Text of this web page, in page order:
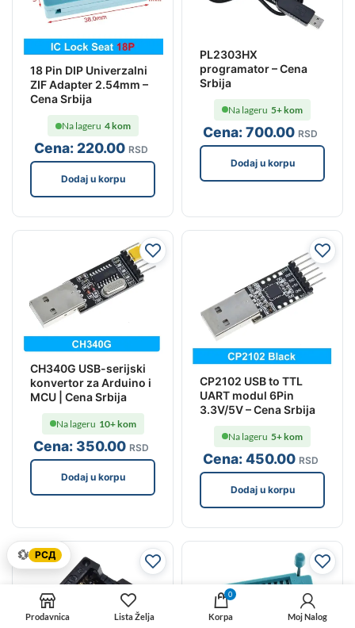
18 Pin DIP Univerzalni
ZIF Adapter 2.54mm –
Cena Srbija
Cena: 220.00 RSD
Na lageru 4 kom
Dodaj u korpu
PL2303HX
programator – Cena
Srbija
Cena:700.00 RSD
Na lageru 5+ kom
Dodaj u korpu
CH340G USB-serijski
konvertor za Arduino i
MCU | Cena Srbija
Cena:350.00 RSD
Na lageru 10+ kom
Dodaj u korpu
CP2102 USB to TTL
UART modul 6Pin
3.3V/5V – Cena Srbija
Cena:450.00 RSD
Na lageru 5+ kom
Dodaj u korpu
Prodavnica Lista Želja
0
Korpa Moj Nalog
💱 РСД